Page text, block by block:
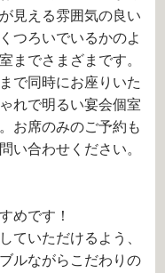
見える雰囲気の良い
つろいでいるかのよ
までさまざまです。
で同時にお座りいた
れで明るい宴会個室
お席のみのご予約も
い合わせください。
めです！
ていただけるよう、
ルながらこだわりの